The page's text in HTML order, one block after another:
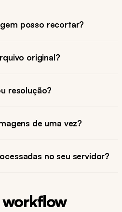
posso recortar?
original?
resolução?
de uma vez?
no seu servidor?
workflow